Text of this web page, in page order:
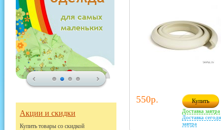
Акции и скидки
Купить товары со скидкой
550р. Купить
Доставка завтра
Доставка
завтра